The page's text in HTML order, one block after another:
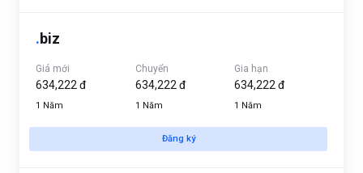
.biz
Giá mới
634,222 đ
1 Năm
Chuyển
634,222 đ
1 Năm
Gia hạn
634,222 đ
1 Năm
Đăng ký